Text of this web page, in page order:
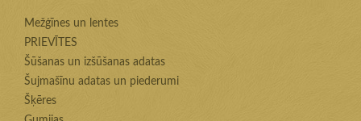
Mežģīnes un lentes
PRIEVĪTES
Šūšanas un izšūšanas adatas
Šujmašīnu adatas un piederumi
Šķēres